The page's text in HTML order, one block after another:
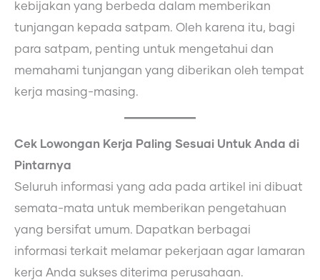
kebijakan yang berbeda dalam memberikan
tunjangan kepada satpam. Oleh karena itu, bagi
para satpam, penting untuk mengetahui dan
memahami tunjangan yang diberikan oleh tempat
kerja masing-masing.
Cek Lowongan Kerja Paling Sesuai Untuk Anda di
Pintarnya
Seluruh informasi yang ada pada artikel ini dibuat
semata-mata untuk memberikan pengetahuan
yang bersifat umum. Dapatkan berbagai
informasi terkait melamar pekerjaan agar lamaran
kerja Anda sukses diterima perusahaan.